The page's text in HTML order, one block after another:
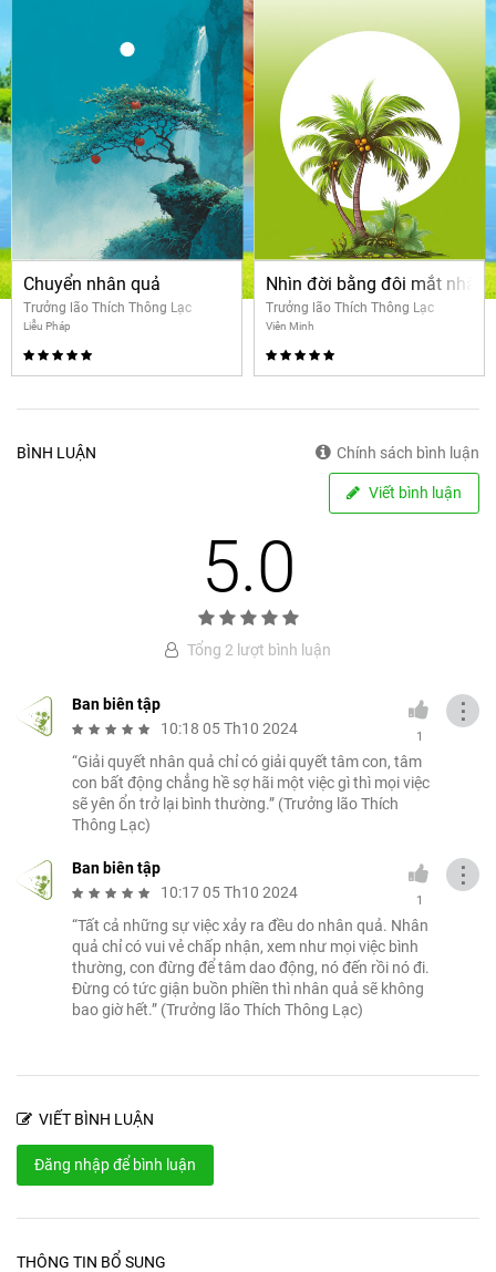
Chuyển nhân quả
Trưởng lão Thích Thông Lạc
Liễu Pháp
Nhìn đời bằng đôi mắt nhân
Trưởng lão Thích Thông Lạc
Viên Minh
BÌNH LUẬN Chính sách bình luận
Viết bình luận
5.0
Tổng 2 lượt bình luận
Ban biên tập
10:18 05 Th10 2024
1
“Giải quyết nhân quả chỉ có giải quyết tâm con, tâm
con bất động chẳng hề sợ hãi một việc gì thì mọi việc
sẽ yên ổn trở lại bình thường.” (Trưởng lão Thích
Thông Lạc)
⋮
Ban biên tập
10:17 05 Th10 2024
1
“Tất cả những sự việc xảy ra đều do nhân quả. Nhân
quả chỉ có vui vẻ chấp nhận, xem như mọi việc bình
thường, con đừng để tâm dao động, nó đến rồi nó đi.
Đừng có tức giận buồn phiền thì nhân quả sẽ không
bao giờ hết.” (Trưởng lão Thích Thông Lạc)
⋮
VIẾT BÌNH LUẬN
Đăng nhập để bình luận
THÔNG TIN BỔ SUNG